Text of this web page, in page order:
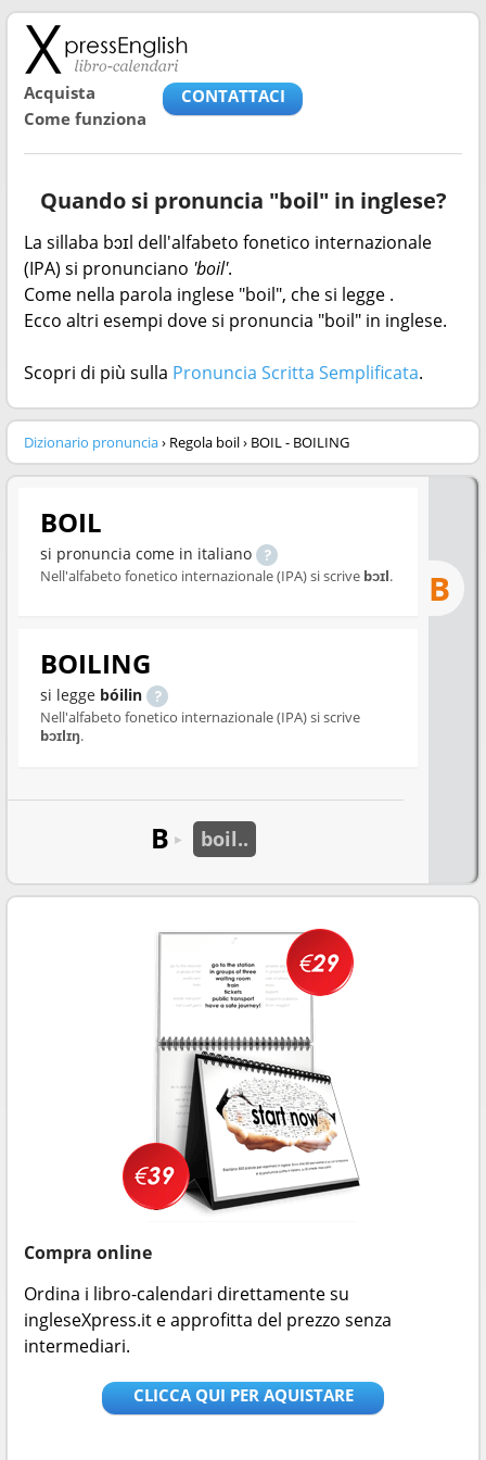
Acquista
Come funziona
CONTATTACI
Quando si pronuncia "boil" in inglese?
La sillaba bɔɪl dell'alfabeto fonetico internazionale
(IPA) si pronunciano 'boil'.
Come nella parola inglese "boil", che si legge .
Ecco altri esempi dove si pronuncia "boil" in inglese.
Scopri di più sulla Pronuncia Scritta Semplificata.
Dizionario pronuncia› Regola boil › BOIL - BOILING
B
BOIL
si pronuncia come in italiano
Nell'alfabeto fonetico internazionale (IPA) si scrive bɔɪl.
BOILING
si legge bóilin
Nell'alfabeto fonetico internazionale (IPA) si scrive
bɔɪlɪŋ.
B ► boil..
Compra online
Ordina i libro-calendari direttamente su
ingleseXpress.it e approfitta del prezzo senza
intermediari.
CLICCA QUI PER AQUISTARE